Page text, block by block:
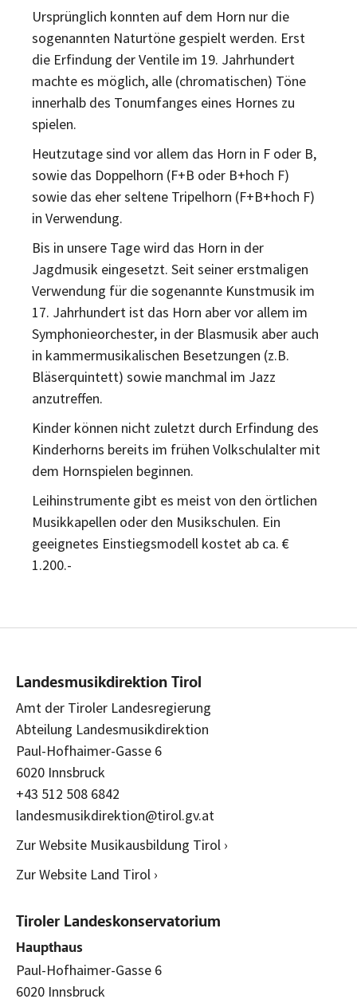
Ursprünglich konnten auf dem Horn nur die
sogenannten Naturtöne gespielt werden. Erst
die Erfindung der Ventile im 19. Jahrhundert
machte es möglich, alle (chromatischen) Töne
innerhalb des Tonumfanges eines Hornes zu
spielen.
Heutzutage sind vor allem das Horn in F oder B,
sowie das Doppelhorn (F+B oder B+hoch F)
sowie das eher seltene Tripelhorn (F+B+hoch F)
in Verwendung.
Bis in unsere Tage wird das Horn in der
Jagdmusik eingesetzt. Seit seiner erstmaligen
Verwendung für die sogenannte Kunstmusik im
17. Jahrhundert ist das Horn aber vor allem im
Symphonieorchester, in der Blasmusik aber auch
in kammermusikalischen Besetzungen (z.B.
Bläserquintett) sowie manchmal im Jazz
anzutreffen.
Kinder können nicht zuletzt durch Erfindung des
Kinderhorns bereits im frühen Volkschulalter mit
dem Hornspielen beginnen.
Leihinstrumente gibt es meist von den örtlichen
Musikkapellen oder den Musikschulen. Ein
geeignetes Einstiegsmodell kostet ab ca. €
1.200.-
Landesmusikdirektion Tirol
Amt der Tiroler Landesregierung
Abteilung Landesmusikdirektion
Paul-Hofhaimer-Gasse 6
6020 Innsbruck
+43 512 508 6842
landesmusikdirektion@tirol.gv.at
Zur Website Musikausbildung Tirol ›
Zur Website Land Tirol ›
Tiroler Landeskonservatorium
Haupthaus
Paul-Hofhaimer-Gasse 6
6020 Innsbruck